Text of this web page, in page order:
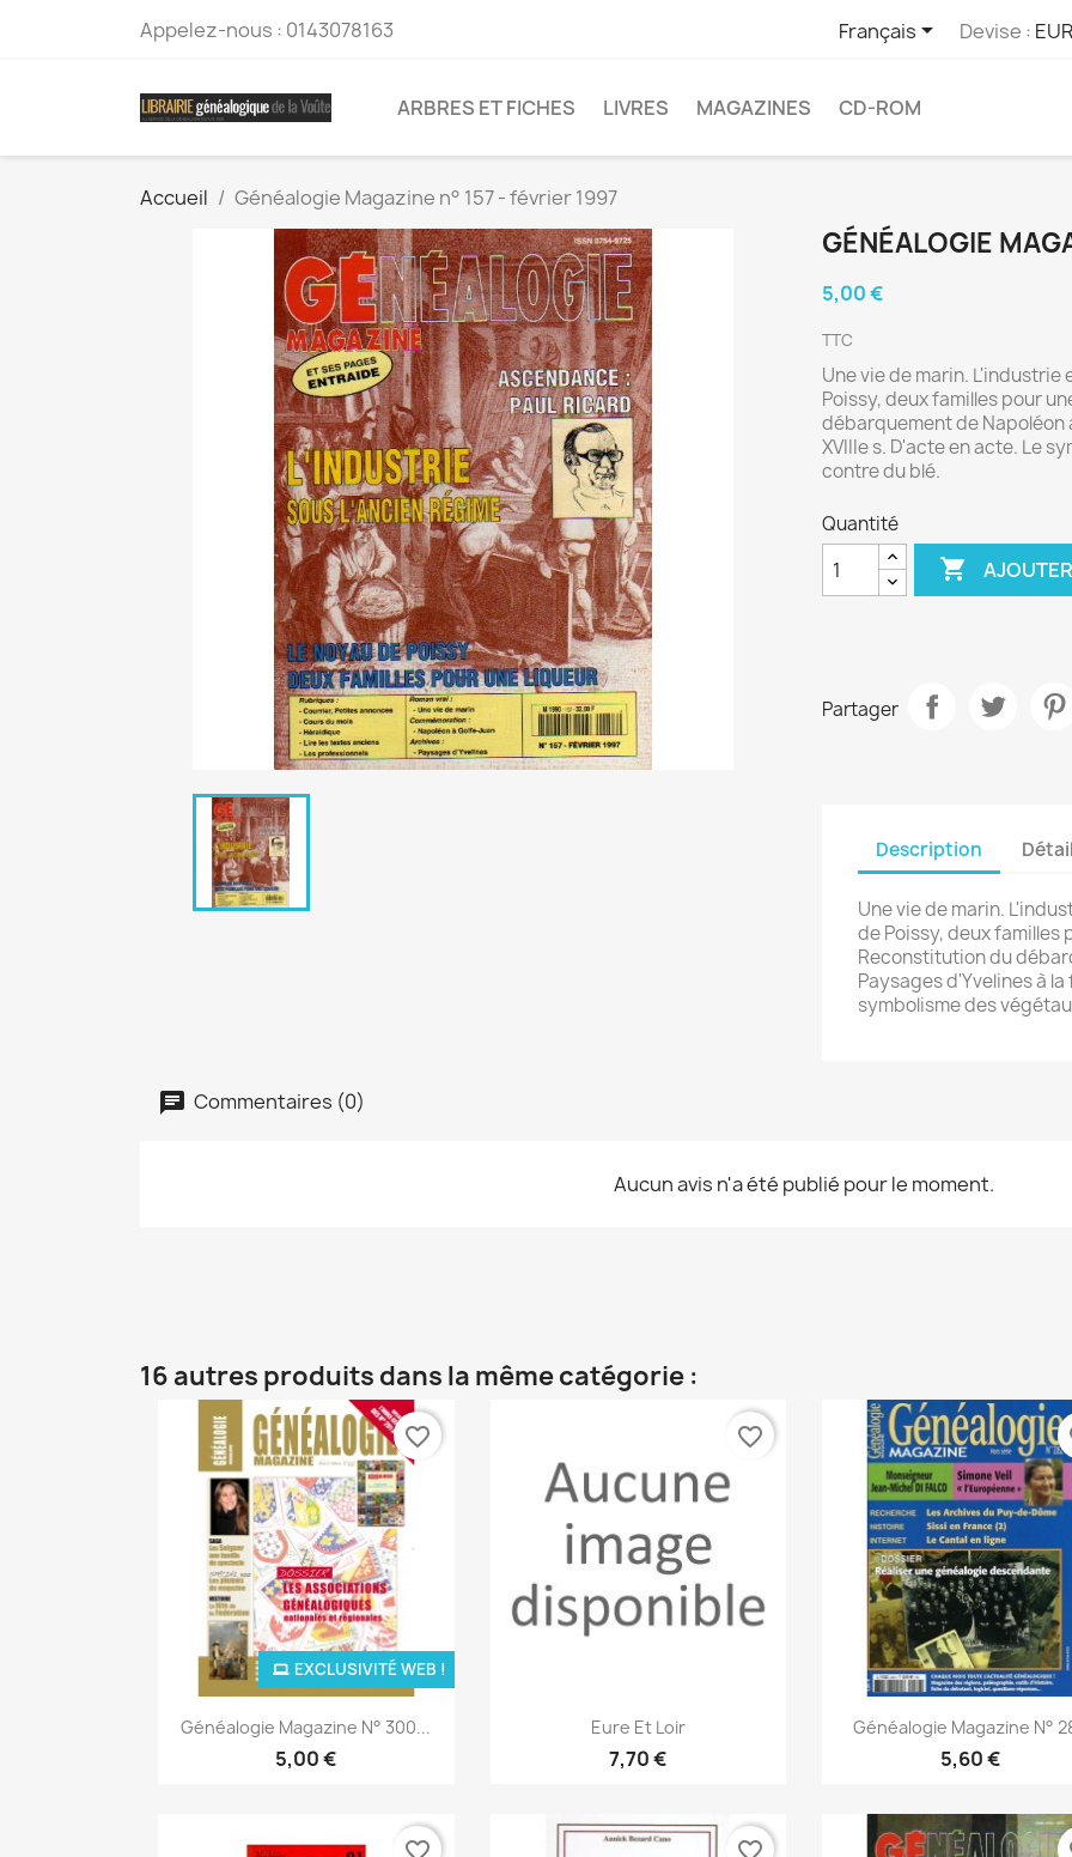
Appelez-nous : 0143078163 Français Devise :
ARBRES ET FICHES LIVRES MAGAZINES CD-ROM
Accueil Généalogie Magazine n° 157 - février 1997
GÉNÉALOGIE
5,00 €
TTC
Une vie de marin. L'industrie
Poissy, deux familles pour
débarquement de Napoléon
XVIIIe s. D'acte en acte. Le
contre du blé.
Quantité

Partager
Description
Une vie de marin.
de Poissy, deux familles
Reconstitution du
Paysages d'Yvelines à
symbolisme des
Commentaires (0)
Aucun avis n'a été publié pour le moment.
16 autres produits dans la même catégorie :
Aperçu rapide
Généalogie Magazine N° 300...
5,00 €
EXCLUSIVITÉ WEB !
favorite_border
Aperçu rapide
Eure Et Loir
7,70 €
favorite_border
Aperçu rapide
Généalogie Magazine N°
5,60 €
favorite_border favorite_border